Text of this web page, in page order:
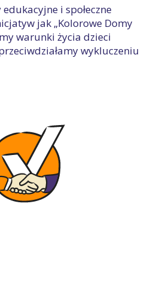
i społeczne
jak „Kolorowe Domy
warunki życia dzieci
wykluczeniu